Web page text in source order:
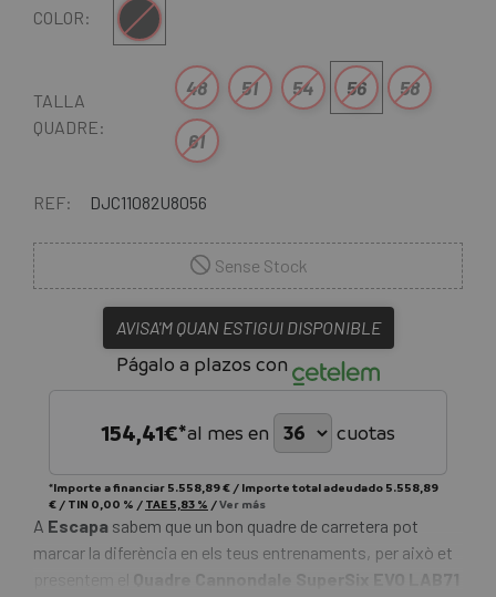
COLOR: Multi
TALLA
QUADRE:
48 51 54 56 58
61
REF: DJC11082U8056
Sense Stock
AVISA'M QUAN ESTIGUI DISPONIBLE
Págalo a plazos con
154,41€*al mes en cuotas
*Importe a financiar 5.558,89 € / Importe total adeudado 5.558,89
€ / TIN 0,00 % / TAE 5,83 % /Ver más
A Escapa sabem que un bon quadre de carretera pot
marcar la diferència en els teus entrenaments, per això et
presentem el Quadre Cannondale SuperSix EVO LAB71